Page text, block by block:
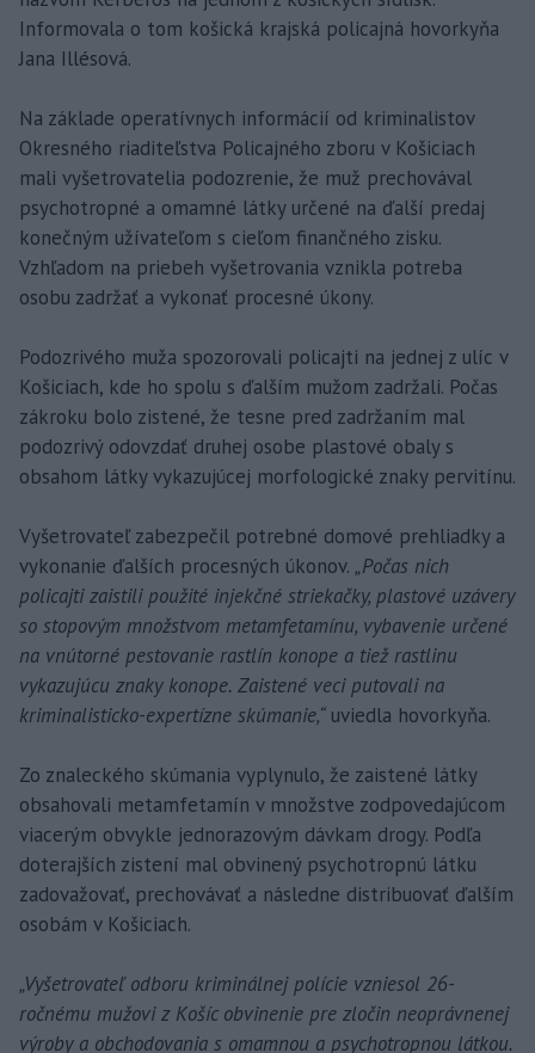
Informovala o tom košická krajská policajná hovorkyňa
Jana Illésová.
Na základe operatívnych informácií od kriminalistov
Okresného riaditeľstva Policajného zboru v Košiciach
mali vyšetrovatelia podozrenie, že muž prechovával
psychotropné a omamné látky určené na ďalší predaj
konečným užívateľom s cieľom finančného zisku.
Vzhľadom na priebeh vyšetrovania vznikla potreba
osobu zadržať a vykonať procesné úkony.
Podozrivého muža spozorovali policajti na jednej z ulíc v
Košiciach, kde ho spolu s ďalším mužom zadržali. Počas
zákroku bolo zistené, že tesne pred zadržaním mal
podozrivý odovzdať druhej osobe plastové obaly s
obsahom látky vykazujúcej morfologické znaky pervitínu.
Vyšetrovateľ zabezpečil potrebné domové prehliadky a
vykonanie ďalších procesných úkonov. „Počas nich
policajti zaistili použité injekčné striekačky, plastové uzávery
so stopovým množstvom metamfetamínu, vybavenie určené
na vnútorné pestovanie rastlín konope a tiež rastlinu
vykazujúcu znaky konope. Zaistené veci putovali na
kriminalisticko-expertízne skúmanie,“ uviedla hovorkyňa.
Zo znaleckého skúmania vyplynulo, že zaistené látky
obsahovali metamfetamín v množstve zodpovedajúcom
viacerým obvykle jednorazovým dávkam drogy. Podľa
doterajších zistení mal obvinený psychotropnú látku
zadovažovať, prechovávať a následne distribuovať ďalším
osobám v Košiciach.
„Vyšetrovateľ odboru kriminálnej polície vzniesol 26-
ročnému mužovi z Košíc obvinenie pre zločin neoprávnenej
výroby a obchodovania s omamnou a psychotropnou látkou.